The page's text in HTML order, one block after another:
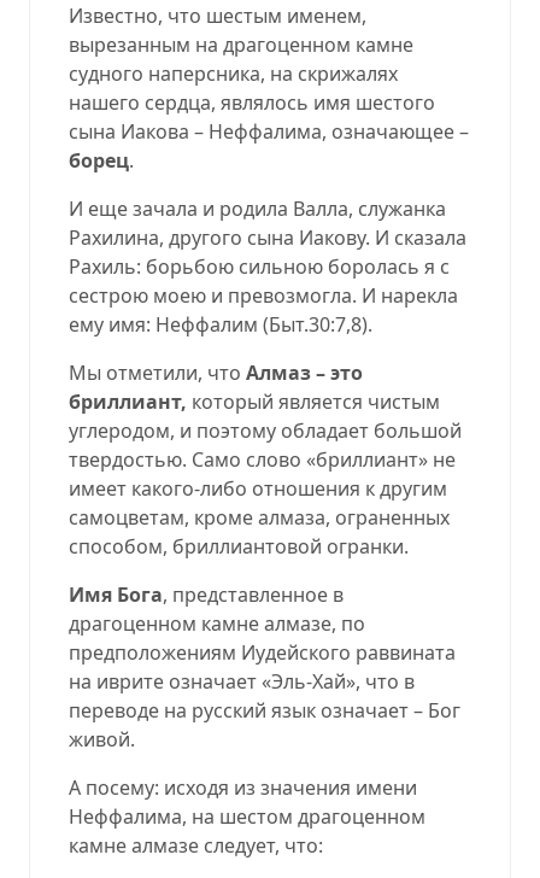
Известно, что шестым именем,
вырезанным на драгоценном камне
судного наперсника, на скрижалях
нашего сердца, являлось имя шестого
сына Иакова – Неффалима, означающее –
борец.
И еще зачала и родила Валла, служанка
Рахилина, другого сына Иакову. И сказала
Рахиль: борьбою сильною боролась я с
сестрою моею и превозмогла. И нарекла
ему имя: Неффалим (Быт.30:7,8).
Мы отметили, что Алмаз – это
бриллиант, который является чистым
углеродом, и поэтому обладает большой
твердостью. Само слово «бриллиант» не
имеет какого-либо отношения к другим
самоцветам, кроме алмаза, ограненных
способом, бриллиантовой огранки.
Имя Бога, представленное в
драгоценном камне алмазе, по
предположениям Иудейского раввината
на иврите означает «Эль-Хай», что в
переводе на русский язык означает– Бог
живой.
А посему: исходя из значения имени
Неффалима, на шестом драгоценном
камне алмазе следует, что: